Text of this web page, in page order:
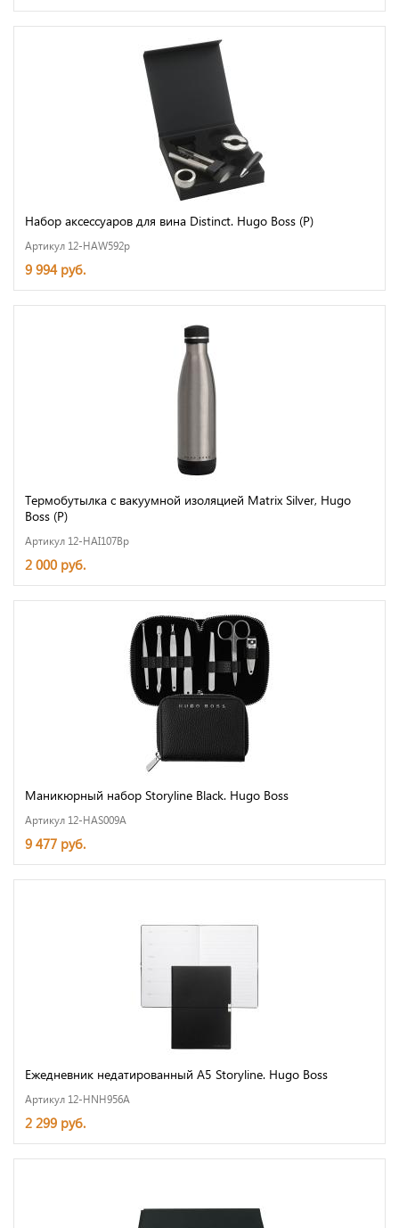
Набор аксессуаров для вина Distinct. Hugo Boss (Р)
Артикул 12-HAW592p
9 994 руб.
Термобутылка с вакуумной изоляцией Matrix Silver, Hugo
Boss (Р)
Артикул 12-HAI107Bp
2 000 руб.
Маникюрный набор Storyline Black. Hugo Boss
Артикул 12-HAS009A
9 477 руб.
Ежедневник недатированный A5 Storyline. Hugo Boss
Артикул 12-HNH956A
2 299 руб.